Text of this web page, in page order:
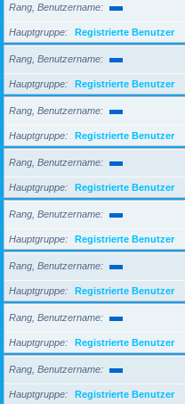
Rang, Benutzername
Hauptgruppe Registrierte Benutzer
Rang, Benutzername
Hauptgruppe Registrierte Benutzer
Rang, Benutzername
Hauptgruppe Registrierte Benutzer
Rang, Benutzername
Hauptgruppe Registrierte Benutzer
Rang, Benutzername
Hauptgruppe Registrierte Benutzer
Rang, Benutzername
Hauptgruppe Registrierte Benutzer
Rang, Benutzername
Hauptgruppe Registrierte Benutzer
Rang, Benutzername
Hauptgruppe Registrierte Benutzer